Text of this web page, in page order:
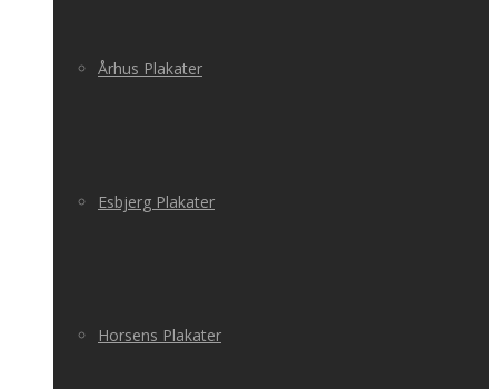
Århus Plakater
Esbjerg Plakater
Horsens Plakater